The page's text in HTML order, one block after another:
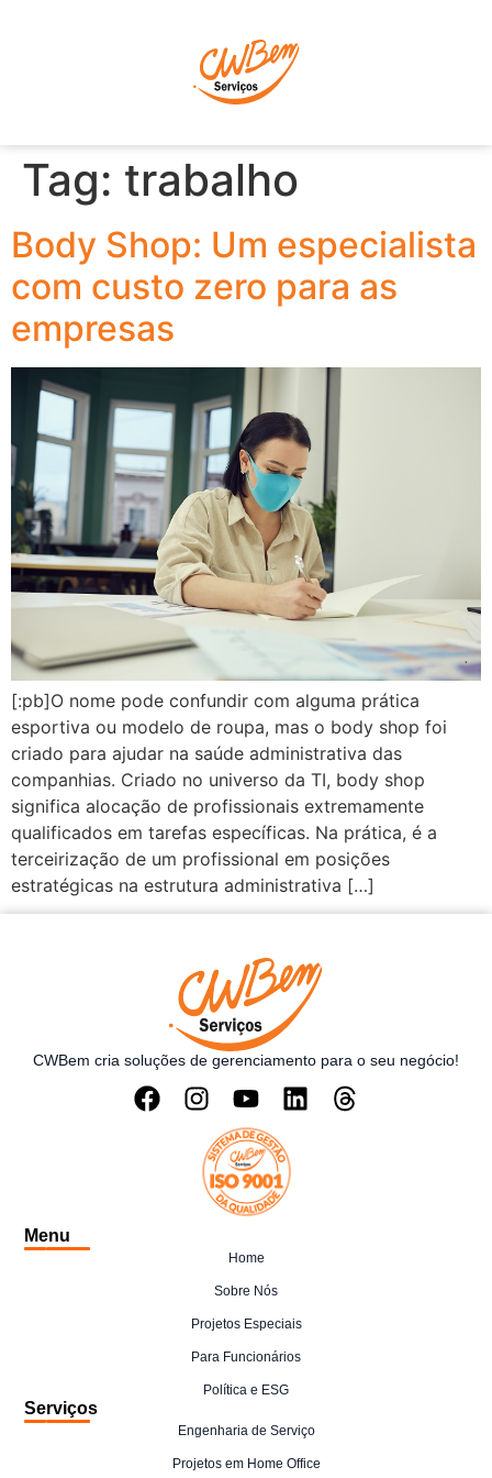
Tag: trabalho
Body Shop: Um especialista
com custo zero para as
empresas
[:pb]O nome pode confundir com alguma prática
esportiva ou modelo de roupa, mas o body shop foi
criado para ajudar na saúde administrativa das
companhias. Criado no universo da TI, body shop
significa alocação de profissionais extremamente
qualificados em tarefas específicas. Na prática, é a
terceirização de um profissional em posições
estratégicas na estrutura administrativa […]
CWBem cria soluções de gerenciamento para o seu negócio!
Menu
Home
Sobre Nós
Projetos Especiais
Para Funcionários
Política e ESG
Serviços
Engenharia de Serviço
Projetos em Home Office